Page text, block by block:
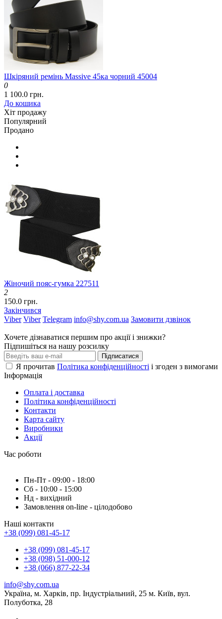
Шкіряний ремінь Massive 45ка чорний 45004
0
1 100.0 грн.
До кошика
Хіт продажу
Популярний
Продано
Жіночий пояс-гумка 227511
2
150.0 грн.
Закінчився
Viber Viber Telegram info@shy.com.ua Замовити дзвінок
Хочете дізнаватися першим про акції і знижки?
Підпишіться на нашу розсилку
Підписатися
Я прочитав Політика конфіденційності і згоден з вимогами
Інформація
Оплата і доставка
Політика конфіденційності
Контакти
Карта сайту
Виробники
Акції
Час роботи
Пн-Пт - 09:00 - 18:00
Сб - 10:00 - 15:00
Нд - вихідний
Замовлення on-line - цілодобово
Наші контакти
+38 (099) 081-45-17
+38 (099) 081-45-17
+38 (098) 51-000-12
+38 (066) 877-22-34
info@shy.com.ua
Україна, м. Харків, пр. Індустріальний, 25 м. Київ, вул.
Полуботка, 28